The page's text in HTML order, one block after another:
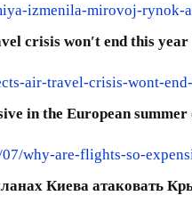
izmenila-mirovoj-rynok-
crisis won′t end this year
air-travel-crisis-wont-
in the European
why-are-flights-so-
Киева атаковать